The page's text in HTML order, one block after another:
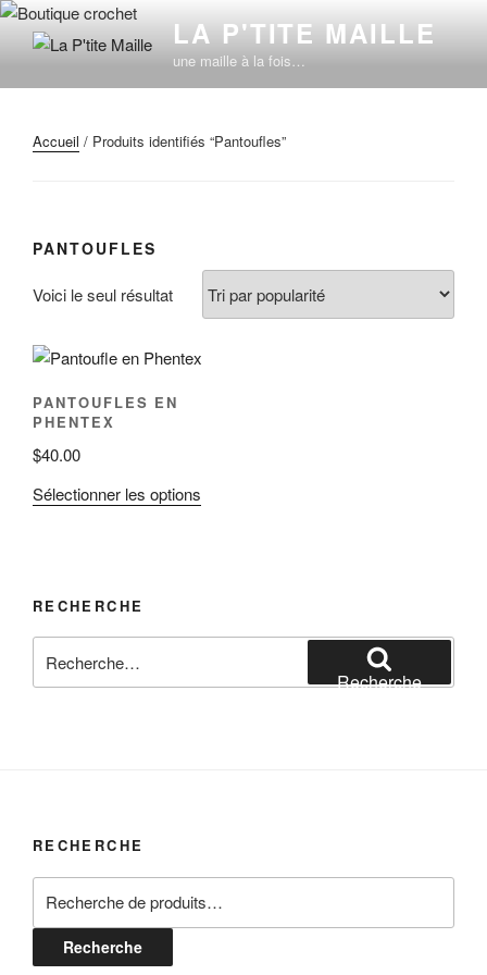
Aller
principal
LA P'TITE MAILLE
une maille à la fois…
Accueil / Produits identifiés “Pantoufles”
PANTOUFLES
Voici le seul résultat
PANTOUFLES EN
PHENTEX
$40.00
Sélectionner les options
RECHERCHE
pour
Recherche
RECHERCHE
pour :
Recherche